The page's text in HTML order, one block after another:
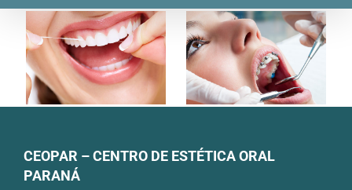
CEOPAR – CENTRO DE ESTÉTICA ORAL
PARANÁ